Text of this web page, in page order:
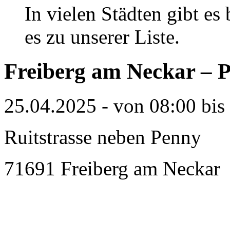
In vielen Städten gibt es
es zu unserer Liste.
Freiberg am Neckar –
25.04.2025 - von 08:00
Ruitstrasse neben Penny
71691 Freiberg am Neckar